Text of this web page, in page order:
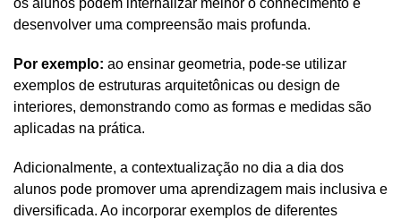
desenvolver uma compreensão mais profunda.
Por exemplo: ao ensinar geometria, pode-se utilizar
exemplos de estruturas arquitetônicas ou design de
interiores, demonstrando como as formas e medidas são
aplicadas na prática.
Adicionalmente, a contextualização no dia a dia dos
alunos pode promover uma aprendizagem mais inclusiva e
diversificada. Ao incorporar exemplos de diferentes